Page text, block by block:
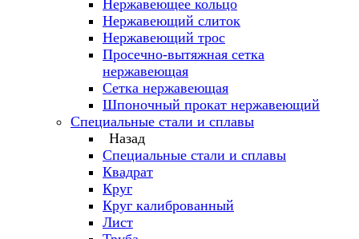
Нержавеющее кольцо
Нержавеющий слиток
Нержавеющий трос
Просечно-вытяжная сетка
нержавеющая
Сетка нержавеющая
Шпоночный прокат нержавеющий
Специальные стали и сплавы
Назад
Специальные стали и сплавы
Квадрат
Круг
Круг калиброванный
Лист